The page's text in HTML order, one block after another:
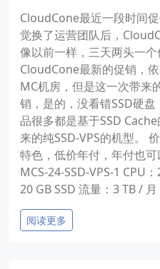
CloudCone最近一段时间
觉换了运营团队后，
像以前一样，三天两头一
CloudCone最新的促销，
MC机房，但是这一次带来
销，是的，没看错SSD硬
品很多都是基于SSD
来的纯SSD-VPS的机型。
特色，低价年付，年付也可
MCS-24-SSD-VPS-1 CPU
20 GB SSD 流量：3 TB /
阅读更多